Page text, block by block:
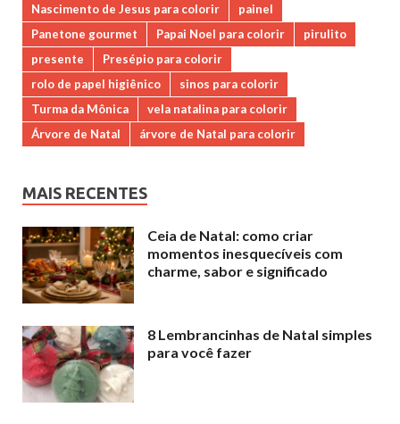
Nascimento de Jesus para colorir
painel
Panetone gourmet
Papai Noel para colorir
pirulito
presente
Presépio para colorir
rolo de papel higiênico
sinos para colorir
Turma da Mônica
vela natalina para colorir
Árvore de Natal
árvore de Natal para colorir
MAIS RECENTES
Ceia de Natal: como criar
momentos inesquecíveis com
charme, sabor e significado
8 Lembrancinhas de Natal simples
para você fazer